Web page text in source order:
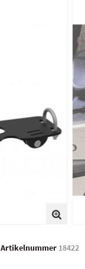
Artikelnummer 18422